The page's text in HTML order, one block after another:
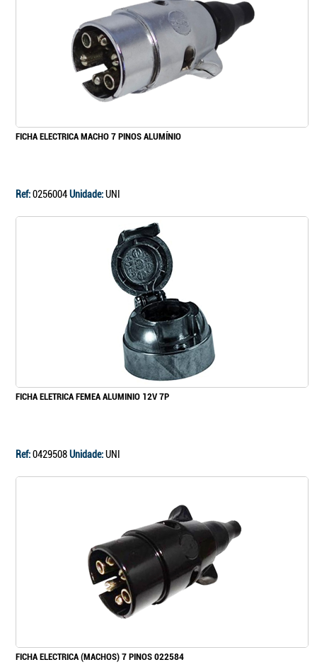
FICHA ELECTRICA MACHO 7 PINOS ALUMÍNIO
Ref:0256004Unidade:UNI
FICHA ELETRICA FEMEA ALUMINIO 12V 7P
Ref:0429508Unidade:UNI
FICHA ELECTRICA (MACHOS) 7 PINOS 022584
Continuar a comprar